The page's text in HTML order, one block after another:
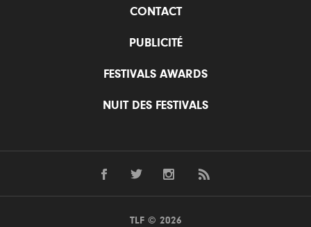
CONTACT
PUBLICITÉ
FESTIVALS AWARDS
NUIT DES FESTIVALS
TLF © 2026